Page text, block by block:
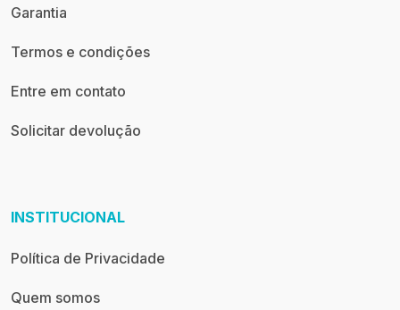
Garantia
Termos e condições
Entre em contato
Solicitar devolução
INSTITUCIONAL
Política de Privacidade
Quem somos